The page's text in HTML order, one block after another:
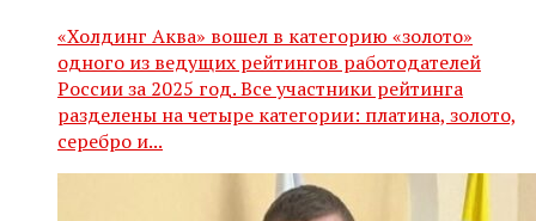
«Холдинг Аква» вошел в категорию «золото»
одного из ведущих рейтингов работодателей
России за 2025 год. Все участники рейтинга
разделены на четыре категории: платина, золото,
серебро и...